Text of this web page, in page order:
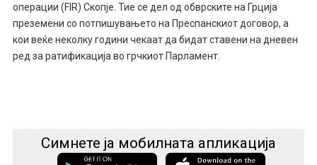
операции (FIR) Скопје. Тие се дел од обврските на Грција
преземени со потпишувањето на Преспанскиот договор, а
кои веќе неколку години чекаат да бидат ставени на дневен
ред за ратификација во грчкиот Парламент.
Симнете ја мобилната апликација